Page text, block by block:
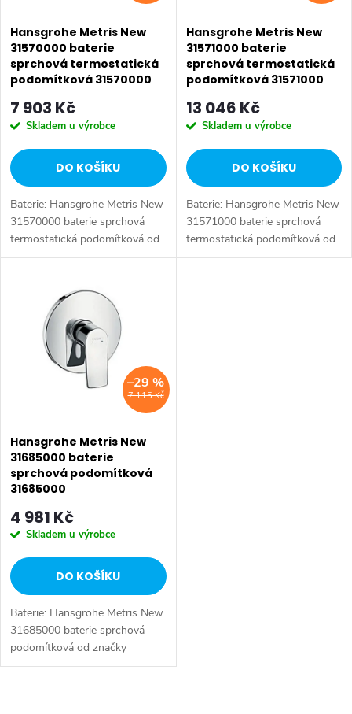
p
r
o
d
u
k
t
ů
p
r
o
d
u
k
t
Hansgrohe Metris New
31570000 baterie
sprchová termostatická
podomítková 31570000
7 903 Kč
Skladem u výrobce
DO KOŠÍKU
Baterie: Hansgrohe Metris New
31570000 baterie sprchová
termostatická podomítková od
značky Hansgrohe. Série:
Koupelnová baterie,
podomítková baterie,...
Hansgrohe Metris New
31571000 baterie
sprchová termostatická
podomítková 31571000
13 046 Kč
Skladem u výrobce
DO KOŠÍKU
Baterie: Hansgrohe Metris New
31571000 baterie sprchová
termostatická podomítková od
značky Hansgrohe. Série:
7 115 Kč
–29 %
Hansgrohe Metris New
31685000 baterie
sprchová podomítková
31685000
4 981 Kč
Skladem u výrobce
DO KOŠÍKU
Baterie: Hansgrohe Metris New
31685000 baterie sprchová
podomítková od značky
Hansgrohe. Série: Metris New.